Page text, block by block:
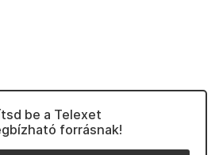
be a Telexet
forrásnak!